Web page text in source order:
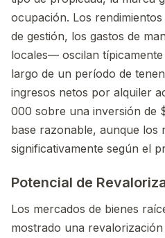
ocupación. Los
de gestión, los gastos de
locales— oscilan
largo de un período de
ingresos netos por alquiler
000 sobre una inversión de
base razonable, aunque los
significativamente según el
Potencial de
Los mercados de bienes
mostrado una